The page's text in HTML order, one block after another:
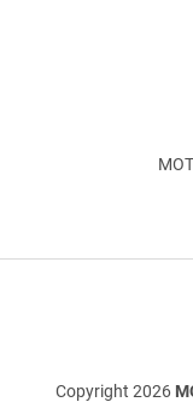
Copyright 2026